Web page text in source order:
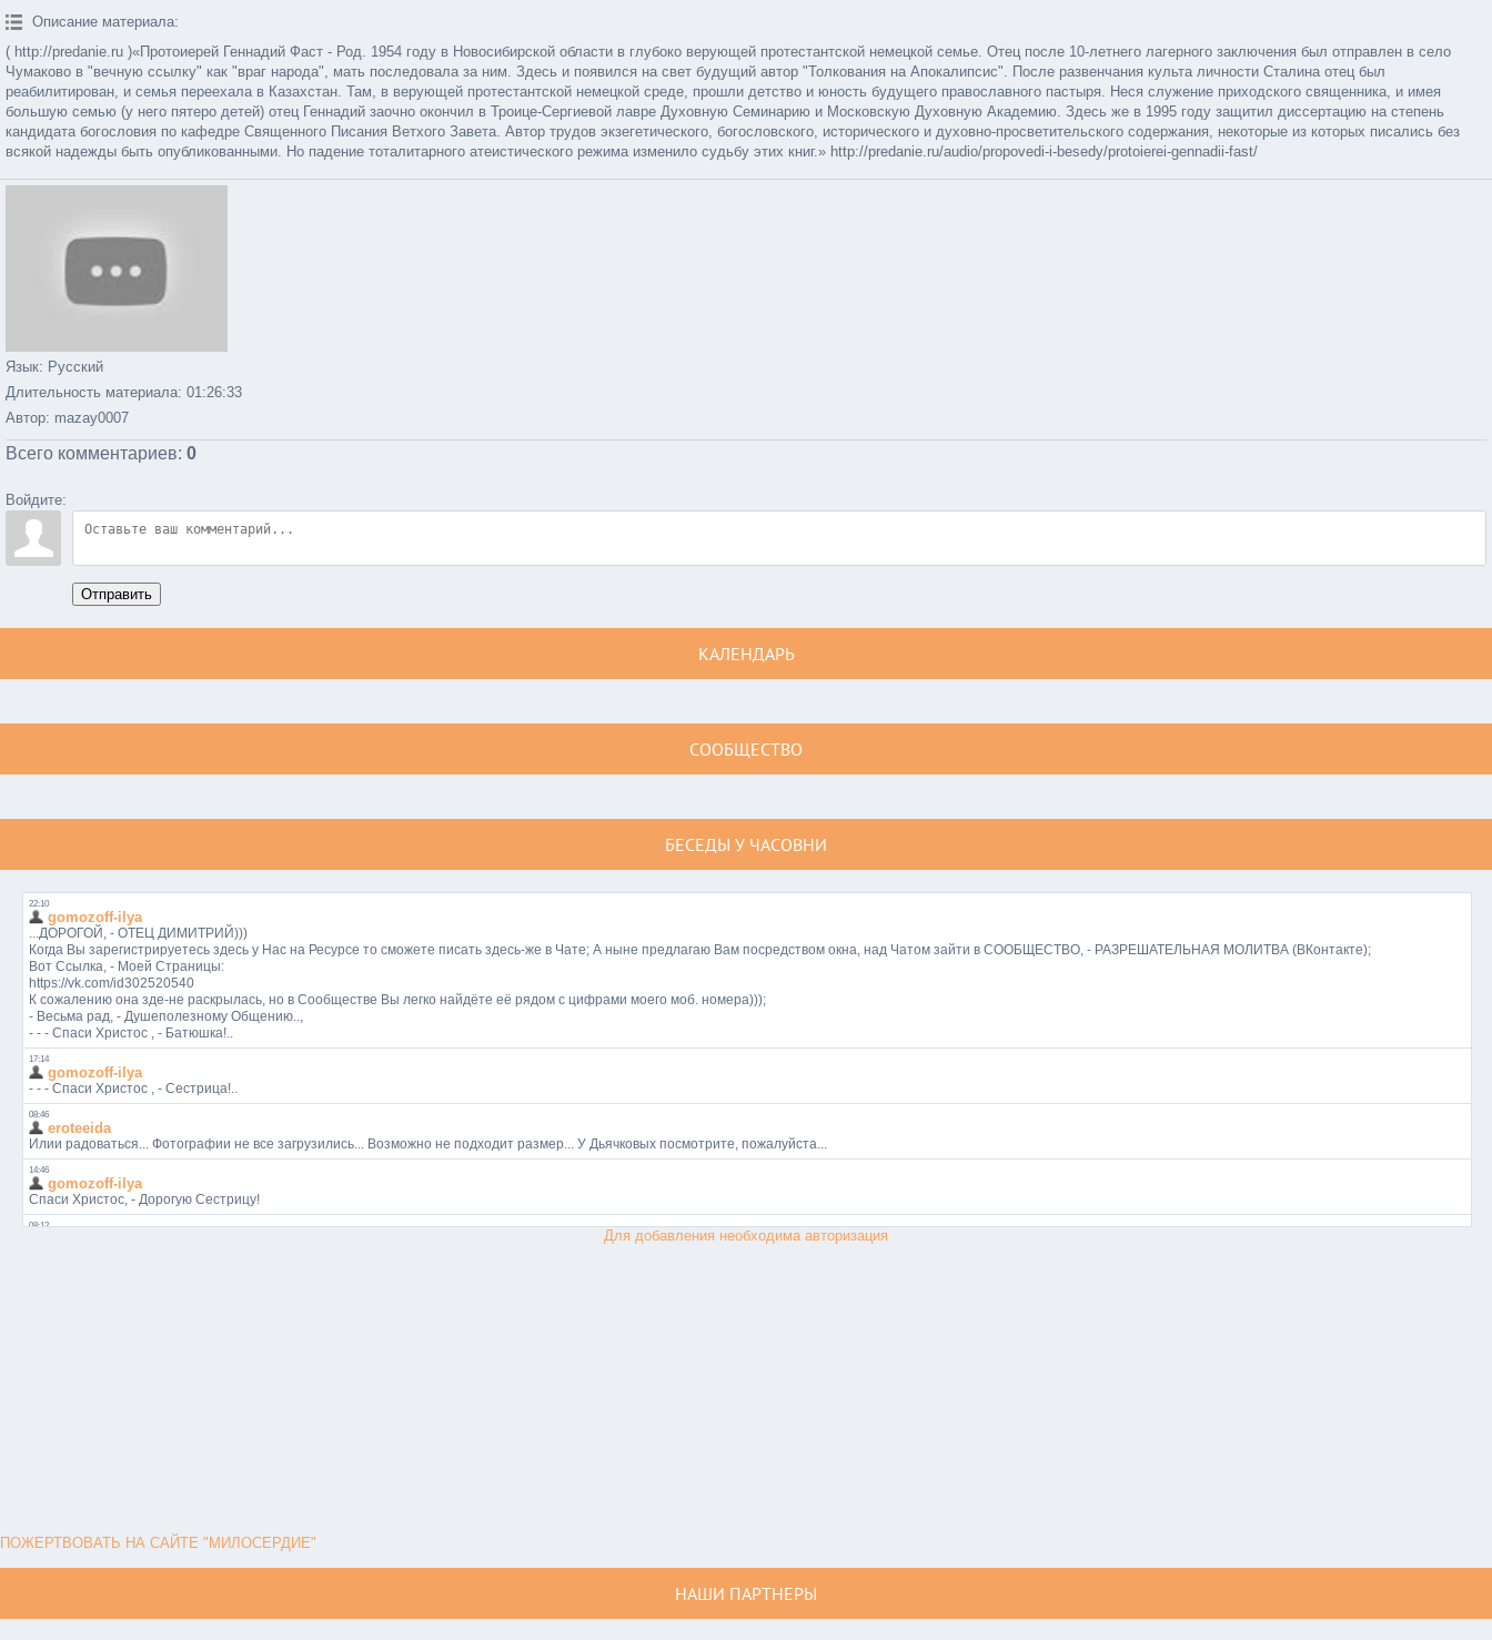
Описание материала:
( http://predanie.ru )«Протоиерей Геннадий Фаст - Род. 1954 году в Новосибирской области в глубоко верующей протестантской немецкой семье. Отец после 10-летнего лагерного заключения был отправлен в село
Чумаково в "вечную ссылку" как "враг народа", мать последовала за ним. Здесь и появился на свет будущий автор "Толкования на Апокалипсис". После развенчания культа личности Сталина отец был
реабилитирован, и семья переехала в Казахстан. Там, в верующей протестантской немецкой среде, прошли детство и юность будущего православного пастыря. Неся служение приходского священника, и имея
большую семью (у него пятеро детей) отец Геннадий заочно окончил в Троице-Сергиевой лавре Духовную Семинарию и Московскую Духовную Академию. Здесь же в 1995 году защитил диссертацию на степень
кандидата богословия по кафедре Священного Писания Ветхого Завета. Автор трудов экзегетического, богословского, исторического и духовно-просветительского содержания, некоторые из которых писались без
всякой надежды быть опубликованными. Но падение тоталитарного атеистического режима изменило судьбу этих книг.» http://predanie.ru/audio/propovedi-i-besedy/protoierei-gennadii-fast/
Язык: Русский
Длительность материала: 01:26:33
Автор: mazay0007
Всего комментариев: 0
Войдите:
Отправить
КАЛЕНДАРЬ
СООБЩЕСТВО
БЕСЕДЫ У ЧАСОВНИ
Для добавления необходима авторизация
ПОЖЕРТВОВАТЬ НА САЙТЕ "МИЛОСЕРДИЕ"
НАШИ ПАРТНЕРЫ